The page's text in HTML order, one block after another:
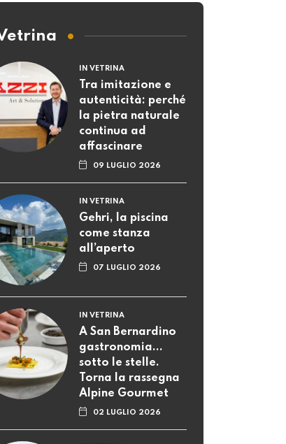
IN VETRINA
Tra imitazione e
autenticità: perché
la pietra naturale
continua ad
affascinare
09 LUGLIO 2026
IN VETRINA
Gehri, la piscina
come stanza
all’aperto
07 LUGLIO 2026
IN VETRINA
A San Bernardino
gastronomia...
sotto le stelle.
Torna la rassegna
Alpine Gourmet
02 LUGLIO 2026